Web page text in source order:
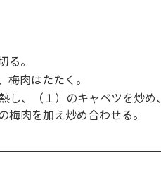
る。
肉はたたく。
し、（１）のキャベツを炒め、
梅肉を加え炒め合わせる。